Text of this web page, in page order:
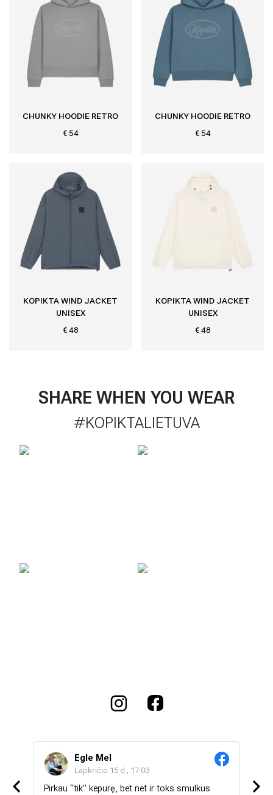
CHUNKY HOODIE RETRO
€ 54
CHUNKY HOODIE RETRO
€ 54
KOPIKTA WIND JACKET
UNISEX
€ 48
KOPIKTA WIND JACKET
UNISEX
€ 48
SHARE WHEN YOU WEAR
#KOPIKTALIETUVA
Egle Mel
Lapkričio 15 d., 17:03
Pirkau “tik” kepurę, bet net ir toks smulkus